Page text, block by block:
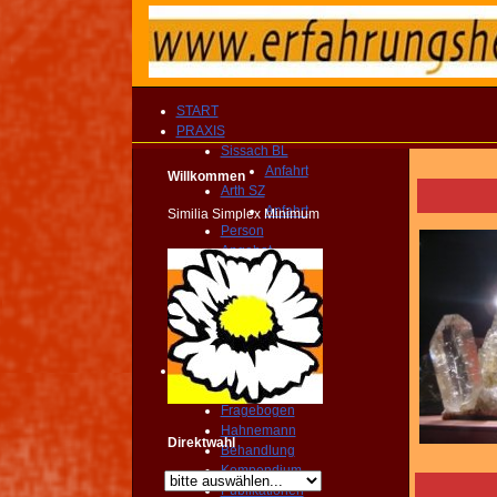
START
PRAXIS
Sissach BL
Anfahrt
Arth SZ
Anfahrt
Person
Angebot
Therapien
Vergütung
Fragebogen
KONTAKT
TERMIN
Homöopathie
PRAXIS
Fragebogen
Hahnemann
Behandlung
Kompendium
Publikationen
Willkommen
Similia Simplex Minimum
Direktwahl